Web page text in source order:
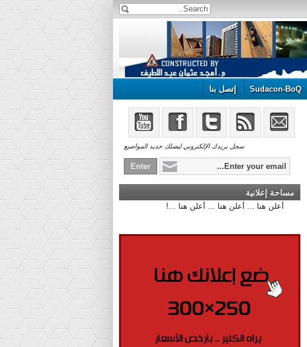
Sudacon-BoQ إتصل بنا
سجل بريدك الإلكتروني ليصلك جديد المواضيع
مساحة إعلانية
أعلن هنا ... أعلن هنا ... أعلن هنا ...!